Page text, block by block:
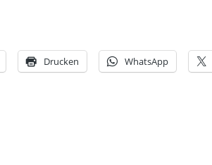
Drucken WhatsApp